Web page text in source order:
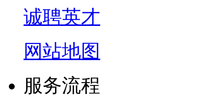
诚聘英才
网站地图
服务流程